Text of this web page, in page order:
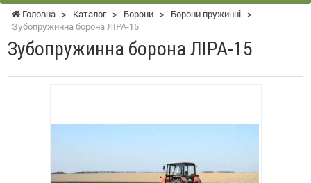
Головна > Каталог > Борони > Борони пружинні >
Зубопружинна борона ЛІРА-15
Зубопружинна борона ЛІРА-15